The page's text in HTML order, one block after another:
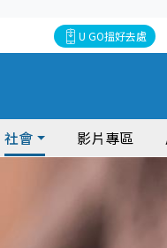
U GO搵好去處
社會 影片專區